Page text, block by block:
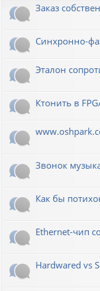
Заказ
Синхронно-
Эталон
Ктонить в
Звонок
Как бы
Ethernet-чип
Hardwared vs